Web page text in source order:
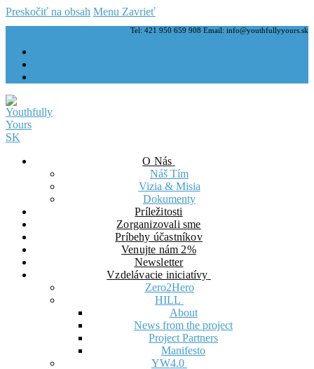
Preskočiť na obsah Menu Zavrieť
Tel: 421 950 659 908 Email: info@youthfullyyours.sk
O Nás
Náš Tím
Vizia & Misia
Dokumenty
Príležitosti
Zorganizovali sme
Príbehy účastníkov
Venujte nám 2%
Newsletter
Vzdelávacie iniciatívy
Zero2Hero
HILL
About
News from the project
Project Partners
Manifesto
YW4.0